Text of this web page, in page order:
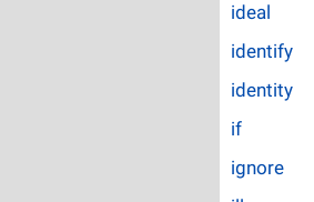
ideal
identify
identity
if
ignore